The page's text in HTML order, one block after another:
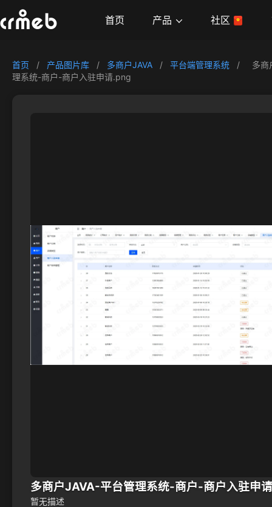
首页 产品 社区
首页 / 产品图片库 / 多商户JAVA / 平台端管理系统 /
多商
理系统-商户-商户入驻申请.png
多商户JAVA-平台管理系统-商户-商户入驻申
暂无描述